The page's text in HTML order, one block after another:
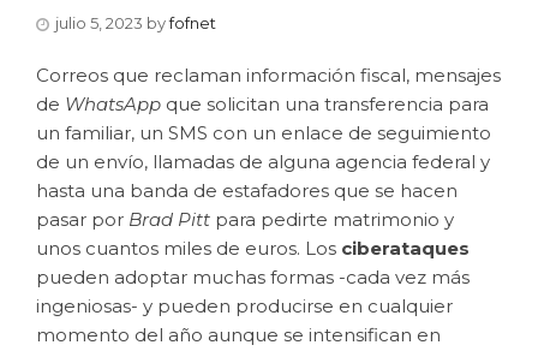
julio 5, 2023 byfofnet
Correos que reclaman información fiscal, mensajes
de WhatsApp que solicitan una transferencia para
un familiar, un SMS con un enlace de seguimiento
de un envío, llamadas de alguna agencia federal y
hasta una banda de estafadores que se hacen
pasar por Brad Pitt para pedirte matrimonio y
unos cuantos miles de euros. Los ciberataques
pueden adoptar muchas formas -cada vez más
ingeniosas- y pueden producirse en cualquier
momento del año aunque se intensifican en